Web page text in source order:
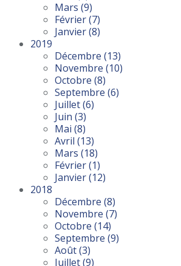
Mars (9)
Février(7)
Janvier(8)
2019
Décembre (13)
Novembre (10)
Octobre (8)
Septembre (6)
Juillet(6)
Juin (3)
Mai (8)
Avril (13)
Mars (18)
Février(1)
Janvier(12)
2018
Décembre (8)
Novembre (7)
Octobre (14)
Septembre (9)
Août(3)
Juillet(9)